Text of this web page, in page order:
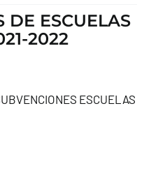
DE ESCUELAS
2022
ESCUELAS